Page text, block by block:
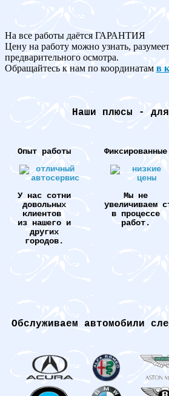
На все работы даётся ГАРАНТИЯ
Цену на работу можно узнать,
предварительного осмотра.
Обращайтесь к нам по координатам в
Наши плюсы -
Опыт работы
У нас сотни
довольных
клиентов
из нашего и
других
городов.
Мы не
увеличиваем
в процессе
работ.
Обслуживаем автомобили